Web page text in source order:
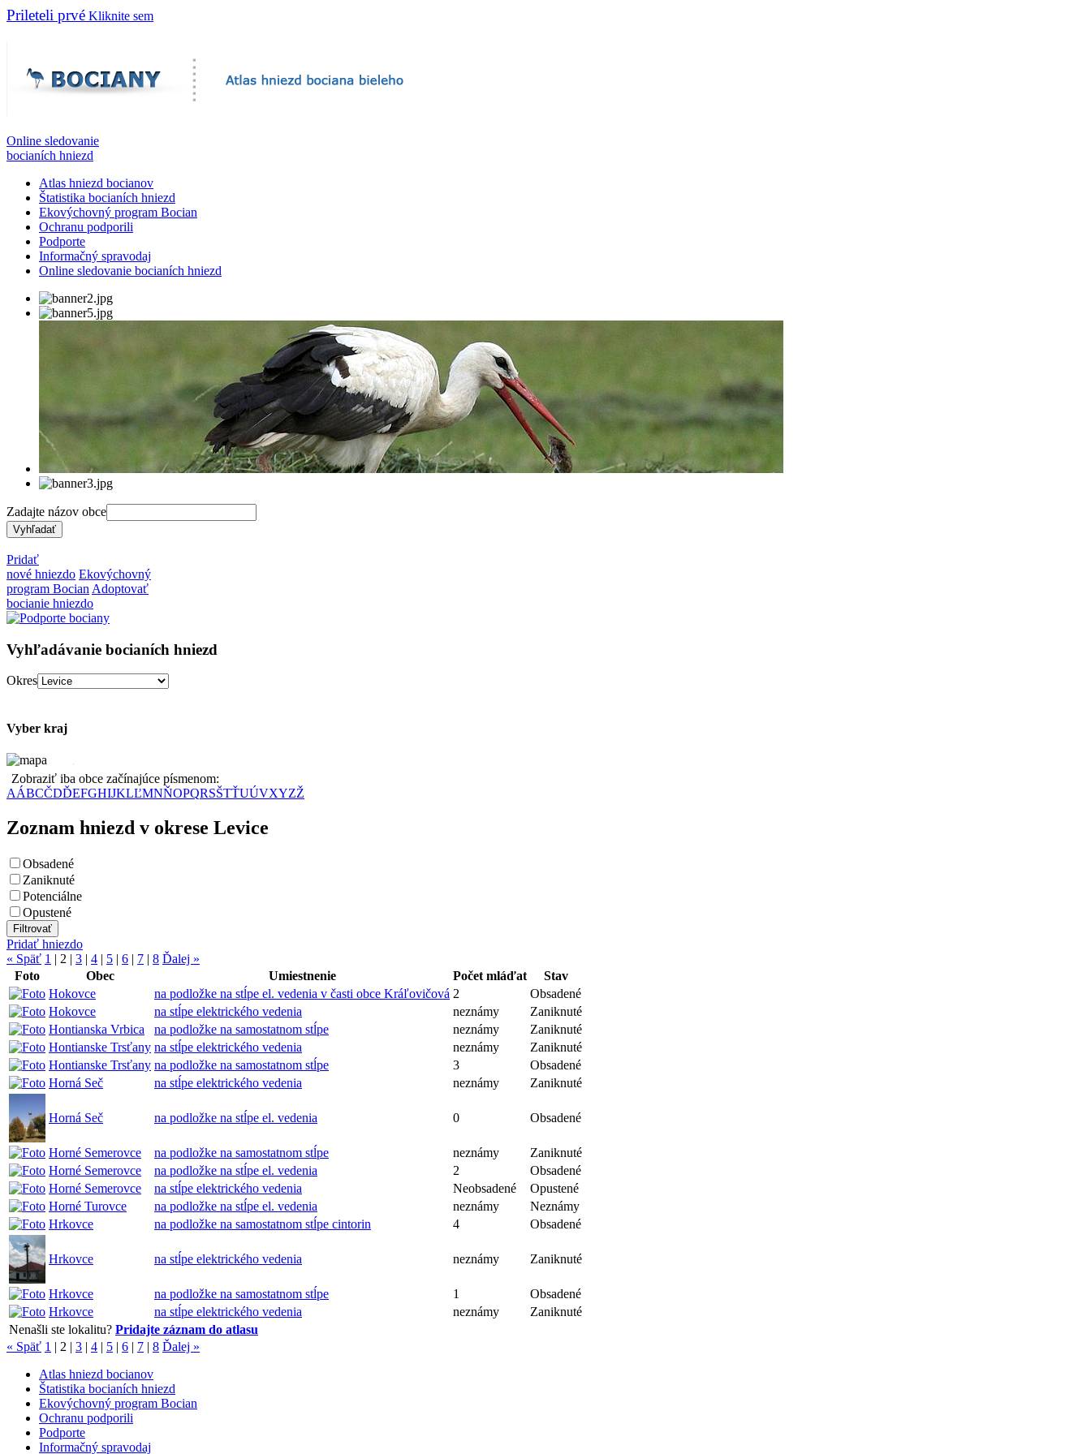
Prileteli prvé Kliknite sem
Online sledovanie
bocianích hniezd
Atlas hniezd bocianov
Štatistika bocianích hniezd
Ekovýchovný program Bocian
Ochranu podporili
Podporte
Informačný spravodaj
Online sledovanie bocianích hniezd
Zadajte názov obce
Pridať
nové hniezdo Ekovýchovný
program Bocian Adoptovať
bocianie hniezdo
Vyhľadávanie bocianích hniezd
Okres
Vyber kraj
Zobraziť iba obce začínajúce písmenom:
AÁBCČDĎEFGHIJKLĽMNŇOPQRSŠTŤUÚVXYZŽ
Zoznam hniezd v okrese Levice
Obsadené
Zaniknuté
Potenciálne
Opustené
Pridať hniezdo
« Späť 1 | 2 | 3 | 4 | 5 | 6 | 7 | 8 Ďalej »
Foto
Obec Umiestnenie Počet mláďat
Stav
Hokovce
na podložke na stĺpe el. vedenia v časti obce Kráľovičová 2
Obsadené
Hokovce
na stĺpe elektrického vedenia neznámy
Zaniknuté
Hontianska Vrbica
na podložke na samostatnom stĺpe neznámy
Zaniknuté
Hontianske Trsťany na stĺpe elektrického vedenia neznámy
Zaniknuté
Hontianske Trsťany na podložke na samostatnom stĺpe 3
Obsadené
Horná Seč
na stĺpe elektrického vedenia neznámy Zaniknuté
Horná Seč na podložke na stĺpe el. vedenia 0 Obsadené
Horné Semerovce na podložke na samostatnom stĺpe neznámy
Zaniknuté
Horné Semerovce
na podložke na stĺpe el. vedenia 2
Obsadené
Horné Semerovce
na stĺpe elektrického vedenia Neobsadené
Opustené
Horné Turovce
na podložke na stĺpe el. vedenia neznámy
Neznámy
Hrkovce
na podložke na samostatnom stĺpe cintorin 4 Obsadené
Hrkovce na stĺpe elektrického vedenia neznámy Zaniknuté
Hrkovce na podložke na samostatnom stĺpe 1
Obsadené
Hrkovce
na stĺpe elektrického vedenia neznámy
Zaniknuté
Nenašli ste lokalitu? Pridajte záznam do atlasu
« Späť 1 | 2 | 3 | 4 | 5 | 6 | 7 | 8 Ďalej »
Atlas hniezd bocianov
Štatistika bocianích hniezd
Ekovýchovný program Bocian
Ochranu podporili
Podporte
Informačný spravodaj